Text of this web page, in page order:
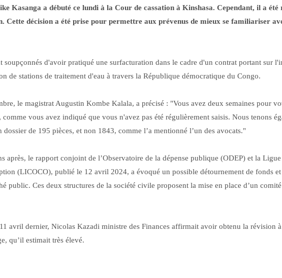
Kasanga a débuté ce lundi à la Cour de cassation à Kinshasa. Cependant, il a été
Cette décision a été prise pour permettre aux prévenus de mieux se familiariser
soupçonnés d'avoir pratiqué une surfacturation dans le cadre d'un contrat portant sur
de stations de traitement d'eau à travers la République démocratique du Congo.
le magistrat Augustin Kombe Kalala, a précisé : "Vous avez deux semaines pour
vous avez indiqué que vous n'avez pas été régulièrement saisis. Nous tenons
de 195 pièces, et non 1843, comme l’a mentionné l’un des avocats."
après, le rapport conjoint de l’Observatoire de la dépense publique (ODEP) et la
(LICOCO), publié le 12 avril 2024, a évoqué un possible détournement de fonds et
public. Ces deux structures de la société civile proposent la mise en place d’un
avril dernier, Nicolas Kazadi ministre des Finances affirmait avoir obtenu la révision à
qu’il estimait très élevé.